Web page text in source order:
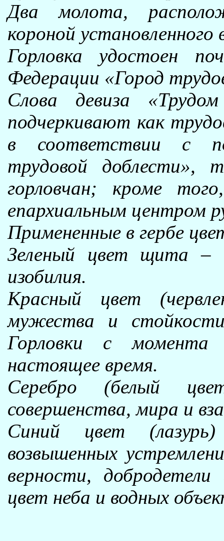
Два молота,
короной
Горловка удостоен
Федерации «Город
Слова девиза
подчеркивают как
в соответствии с
трудовой
горловчан; кроме
епархиальным центром
Примененные в гербе
Зеленый цвет щита –
изобилия.
Красный цвет
мужества и
Горловки с
настоящее время.
Серебро (белый
совершенства, мира и
Синий цвет
возвышенных
верности,
цвет неба и водных